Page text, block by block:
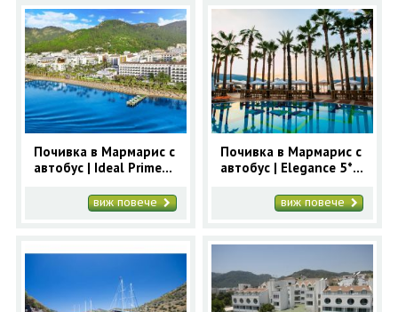
Почивка в Мармарис с
автобус | Ideal Prime
записвания Мармарис
виж повече
Почивка в Мармарис с
автобус | Elegance 5* -
Мармарисвиж повече